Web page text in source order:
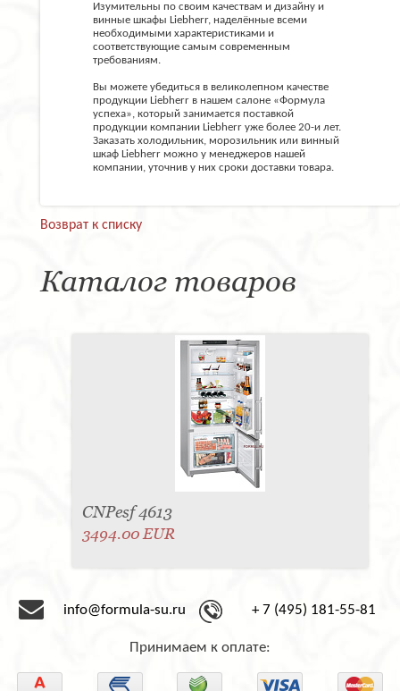
Изумительны по своим качествам и дизайну и
винные шкафы Liebherr, наделённые всеми
необходимыми характеристиками и
соответствующие самым современным
требованиям.
Вы можете убедиться в великолепном качестве
продукции Liebherr в нашем салоне «Формула
успеха», который занимается поставкой
продукции компании Liebherr уже более 20-и лет.
Заказать холодильник, морозильник или винный
шкаф Liebherr можно у менеджеров нашей
компании, уточнив у них сроки доставки товара.
Возврат к списку
Каталог товаров
CNPesf 4613
3494.00 EUR
info@formula-su.ru + 7 (495) 181-55-81
Принимаем к оплате: